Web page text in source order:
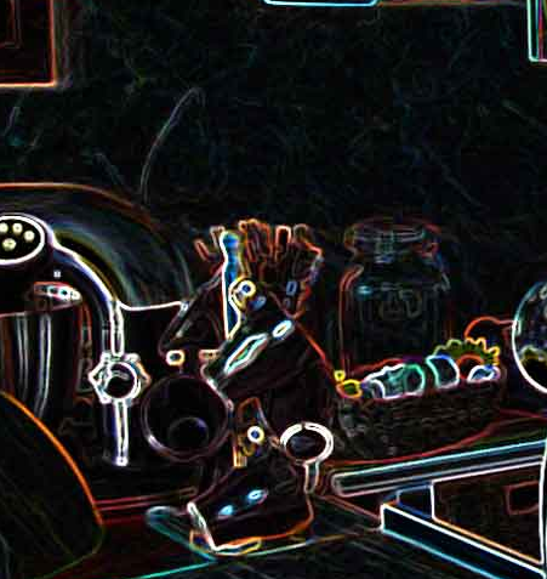
Baguette à la raclette, à la
roquette et aux graines de
courge Smoothie aux kiwis et à
mangue
Tarte à la pralinoise et aux
noisettes
Colombo de crevettes au
de coco
2